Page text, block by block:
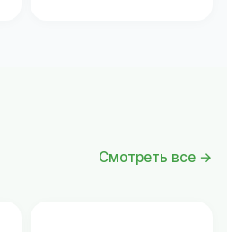
Смотреть все →